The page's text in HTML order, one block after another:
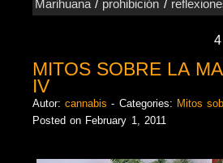
Marihuana / prohibición /
MITOS SOBRE LA
IV
Autor:cannabis - Categories: Mitos
Posted on February 1, 2011